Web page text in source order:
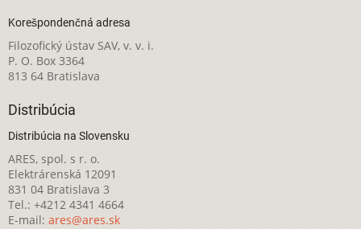
Korešpondenčná adresa
Filozofický ústav SAV, v. v. i.
P. O. Box 3364
813 64 Bratislava
Distribúcia
Distribúcia na Slovensku
ARES, spol. s r. o.
Elektrárenská 12091
831 04 Bratislava 3
Tel.: +4212 4341 4664
E-mail: ares@ares.sk